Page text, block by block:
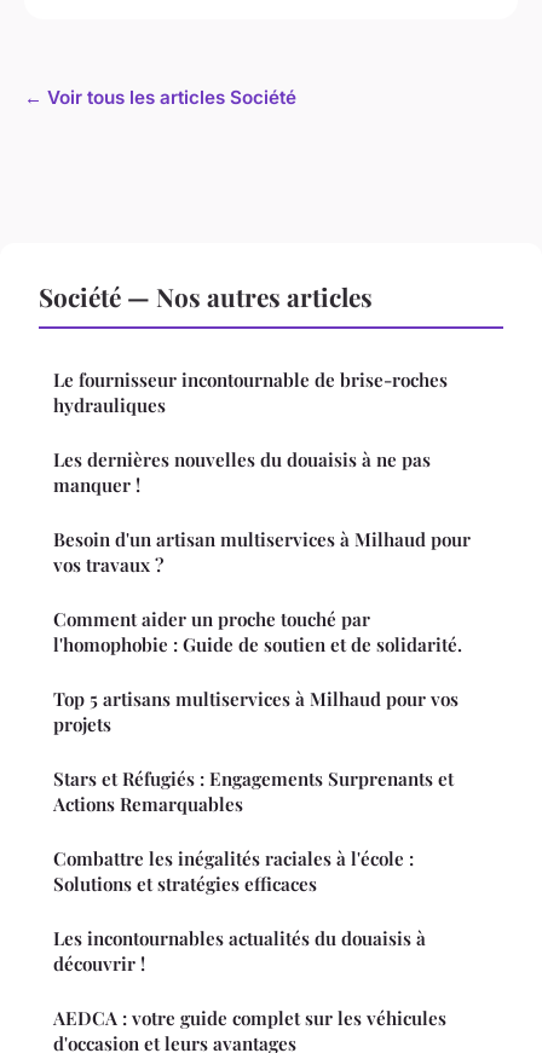
← Voir tous les articles Société
Société — Nos autres articles
Le fournisseur incontournable de brise-roches
hydrauliques
Les dernières nouvelles du douaisis à ne pas
manquer !
Besoin d'un artisan multiservices à Milhaud pour
vos travaux ?
Comment aider un proche touché par
l'homophobie : Guide de soutien et de solidarité.
Top 5 artisans multiservices à Milhaud pour vos
projets
Stars et Réfugiés : Engagements Surprenants et
Actions Remarquables
Combattre les inégalités raciales à l'école :
Solutions et stratégies efficaces
Les incontournables actualités du douaisis à
découvrir !
AEDCA : votre guide complet sur les véhicules
d'occasion et leurs avantages